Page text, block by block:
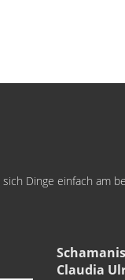
Dinge einfach am
Claudia